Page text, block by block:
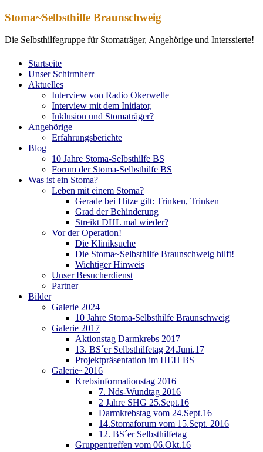
Zum
springen
Stoma~Selbsthilfe Braunschweig
Die Selbsthilfegruppe für Stomaträger, Angehörige und Interssierte!
Startseite
Unser Schirmherr
Aktuelles
Interview von Radio Okerwelle
Interview mit dem Initiator,
Inklusion und Stomaträger?
Angehörige
Erfahrungsberichte
Blog
10 Jahre Stoma-Selbsthilfe BS
Forum der Stoma-Selbsthilfe BS
Was ist ein Stoma?
Leben mit einem Stoma?
Gerade bei Hitze gilt: Trinken, Trinken
Grad der Behinderung
Streikt DHL mal wieder?
Vor der Operation!
Die Kliniksuche
Die Stoma~Selbsthilfe Braunschweig hilft!
Wichtiger Hinweis
Unser Besucherdienst
Partner
Bilder
Galerie 2024
10 Jahre Stoma-Selbsthilfe Braunschweig
Galerie 2017
Aktionstag Darmkrebs 2017
13. BS´er Selbsthilfetag 24.Juni.17
Projektpräsentation im HEH BS
Galerie~2016
Krebsinformationstag 2016
7. Nds-Wundtag 2016
2 Jahre SHG 25.Sept.16
Darmkrebstag vom 24.Sept.16
14.Stomaforum vom 15.Sept. 2016
12. BS´er Selbsthilfetag
Gruppentreffen vom 06.Okt.16